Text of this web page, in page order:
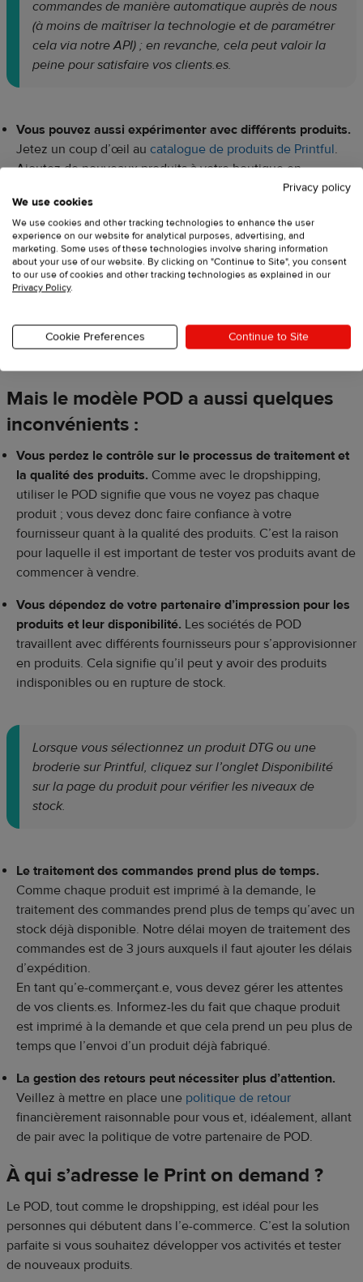
commandes de manière automatique auprès de nous
(à moins de maîtriser la technologie et de paramétrer
cela via notre API) ; en revanche, cela peut valoir la
peine pour satisfaire vos clients.es.
Vous pouvez aussi expérimenter avec différents produits.
Jetez un coup d’œil au catalogue de produits de Printful.
Ajoutez de nouveaux produits à votre boutique en
Consultez les nouveaux produits disponibles sur
Printful dans la sectionNouveaux produits. Si vous
aimeriez qu’un produit soit ajouté à notre catalogue,
requests (en anglais).
Mais le modèle POD a aussi quelques
inconvénients :
Vous perdez le contrôle sur le processus de traitement et
la qualité des produits. Comme avec le dropshipping,
utiliser le POD signifie que vous ne voyez pas chaque
produit ; vous devez donc faire confiance à votre
fournisseur quant à la qualité des produits. C’est la raison
pour laquelle il est important de tester vos produits avant de
commencer à vendre.
Vous dépendez de votre partenaire d’impression pour les
produits et leur disponibilité. Les sociétés de POD
travaillent avec différents fournisseurs pour s’approvisionner
en produits. Cela signifie qu’il peut y avoir des produits
indisponibles ou en rupture de stock.
Lorsque vous sélectionnez un produit DTG ou une
broderie sur Printful, cliquez sur l’onglet Disponibilité
sur la page du produit pour vérifier les niveaux de
stock.
Le traitement des commandes prend plus de temps.
Comme chaque produit est imprimé à la demande, le
traitement des commandes prend plus de temps qu’avec un
stock déjà disponible. Notre délai moyen de traitement des
commandes est de 3 jours auxquels il faut ajouter les délais
d’expédition.
En tant qu’e-commerçant.e, vous devez gérer les attentes
de vos clients.es. Informez-les du fait que chaque produit
est imprimé à la demande et que cela prend un peu plus de
temps que l’envoi d’un produit déjà fabriqué.
La gestion des retours peut nécessiter plus d’attention.
Veillez à mettre en place une politique de retour
financièrement raisonnable pour vous et, idéalement, allant
de pair avec la politique de votre partenaire de POD.
À qui s’adresse le Print on demand ?
Le POD, tout comme le dropshipping, est idéal pour les
personnes qui débutent dans l’e-commerce. C’est la solution
parfaite si vous souhaitez développer vos activités et tester
de nouveaux produits.
Privacy policy
We use cookies
We use cookies and other tracking technologies to enhance the user
experience on our website for analytical purposes, advertising, and
marketing. Some uses of these technologies involve sharing information
about your use of our website. By clicking on "Continue to Site", you consent
to our use of cookies and other tracking technologies as explained in our
Privacy Policy.
Cookie Preferences Continue to Site